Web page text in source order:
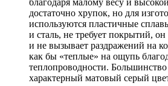
достаточно хрупок, но для
используются пластичные
и сталь, не требует покрытий, он
и не вызывает раздражений на
как бы «теплые» на ощупь
теплопроводности.
характерный матовый серый